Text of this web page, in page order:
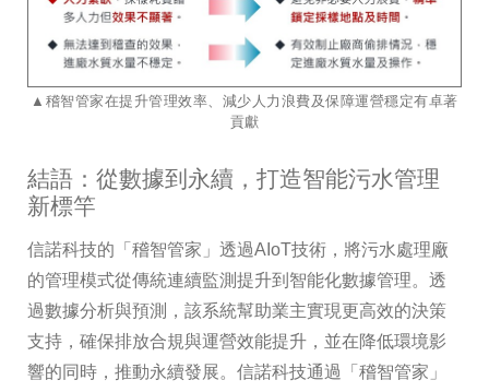
​​​​​​​​​​​​​​▲稽智管家在提升管理效率、減少人力浪費及保障運營穩定有卓著
貢獻
結語：從數據到永續，打造智能污水管理
新標竿
信諾科技的「稽智管家」透過AIoT技術，將污水處理廠
的管理模式從傳統連續監測提升到智能化數據管理。透
過數據分析與預測，該系統幫助業主實現更高效的決策
支持，確保排放合規與運營效能提升，並在降低環境影
響的同時，推動永續發展。信諾科技通過「稽智管家」